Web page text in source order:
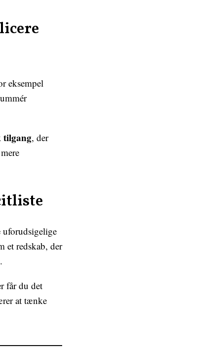
eksempel
tilgang, der
uforudsigelige
et redskab, der
får du det
at tænke